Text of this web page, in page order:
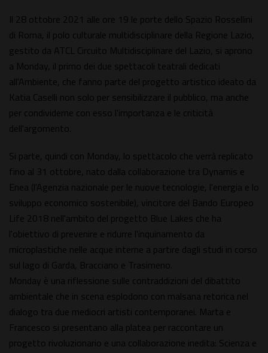
Il 28 ottobre 2021 alle ore 19 le porte dello Spazio Rossellini
di Roma, il polo culturale multidisciplinare della Regione Lazio,
gestito da ATCL Circuito Multidisciplinare del Lazio, si aprono
a Monday, il primo dei due spettacoli teatrali dedicati
all'Ambiente, che fanno parte del progetto artistico ideato da
Katia Caselli non solo per sensibilizzare il pubblico, ma anche
per condividerne con esso l'importanza e le criticità
dell'argomento.
Si parte, quindi con Monday, lo spettacolo che verrà replicato
fino al 31 ottobre, nato dalla collaborazione tra Dynamis e
Enea (l'Agenzia nazionale per le nuove tecnologie, l'energia e lo
sviluppo economico sostenibile), vincitore del Bando Europeo
Life 2018 nell'ambito del progetto Blue Lakes che ha
l'obiettivo di prevenire e ridurre l'inquinamento da
microplastiche nelle acque interne a partire dagli studi in corso
sul lago di Garda, Bracciano e Trasimeno.
Monday è una riflessione sulle contraddizioni del dibattito
ambientale che in scena esplodono con malsana retorica nel
dialogo tra due mediocri artisti contemporanei. Marta e
Francesco si presentano alla platea per raccontare un
progetto rivoluzionario e una collaborazione inedita: Scienza e